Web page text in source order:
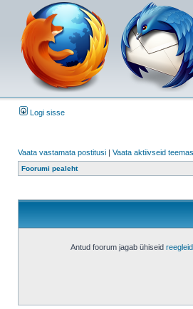
Logi sisse
Vaata vastamata postitusi | Vaata aktiivseid
Foorumi pealeht
Antud foorum jagab ühiseid reegleid